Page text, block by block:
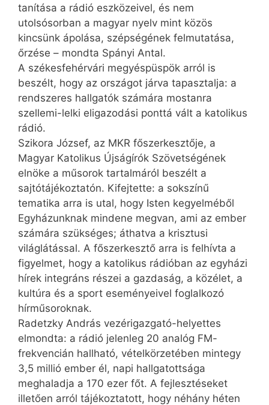
tanítása a rádió eszközeivel, és nem
utolsósorban a magyar nyelv mint közös
kincsünk ápolása, szépségének felmutatása,
őrzése – mondta Spányi Antal.
A székesfehérvári megyéspüspök arról is
beszélt, hogy az országot járva tapasztalja: a
rendszeres hallgatók számára mostanra
szellemi-lelki eligazodási ponttá vált a katolikus
rádió.
Szikora József, az MKR főszerkesztője, a
Magyar Katolikus Újságírók Szövetségének
elnöke a műsorok tartalmáról beszélt a
sajtótájékoztatón. Kifejtette: a sokszínű
tematika arra is utal, hogy Isten kegyelméből
Egyházunknak mindene megvan, ami az ember
számára szükséges; áthatva a krisztusi
világlátással. A főszerkesztő arra is felhívta a
figyelmet, hogy a katolikus rádióban az egyházi
hírek integráns részei a gazdaság, a közélet, a
kultúra és a sport eseményeivel foglalkozó
hírműsoroknak.
Radetzky András vezérigazgató-helyettes
elmondta: a rádió jelenleg 20 analóg FM-
frekvencián hallható, vételkörzetében mintegy
3,5 millió ember él, napi hallgatottsága
meghaladja a 170 ezer főt. A fejlesztéseket
illetően arról tájékoztatott, hogy néhány héten